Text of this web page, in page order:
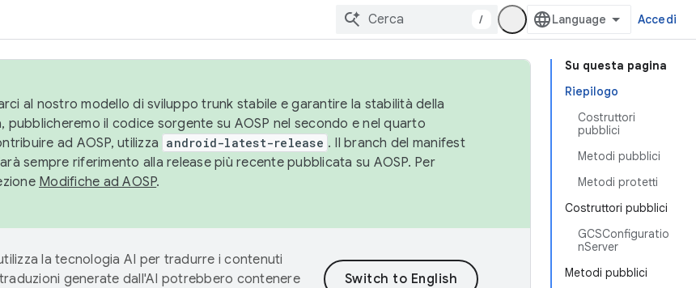
/ Accedi
Su questa pagina
Riepilogo
Costruttori
pubblici
Metodi pubblici
Metodi protetti
Costruttori pubblici
GCSConfiguratio
nServer
Metodi pubblici
al nostro modello di sviluppo trunk stabile e garantire la stabilità della
il codice sorgente su AOSP nel secondo e nel quarto
ad AOSP, utilizza android-latest-release . Il branch del manifest
sempre riferimento alla release più recente pubblicata su AOSP. Per
Modifiche ad AOSP.
la tecnologia AI per tradurre i contenuti
generate dall'AI potrebbero contenere